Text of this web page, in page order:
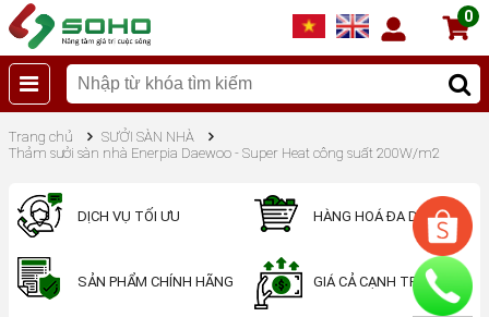
0
Trang chủ
SƯỞI SÀN NHÀ
Thảm sưởi sàn nhà Enerpia Daewoo - Super Heat công suất 200W/m2
DỊCH VỤ TỐI ƯU HÀNG HOÁ ĐA DẠNG
SẢN PHẨM CHÍNH HÃNG GIÁ CẢ CẠNH TRANH